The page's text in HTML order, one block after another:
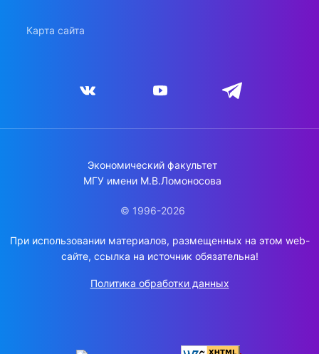
Карта сайта
Экономический факультет
МГУ имени М.В.Ломоносова
© 1996-2026
При использовании материалов, размещенных на этом web-
сайте, ссылка на источник обязательна!
Политика обработки данных